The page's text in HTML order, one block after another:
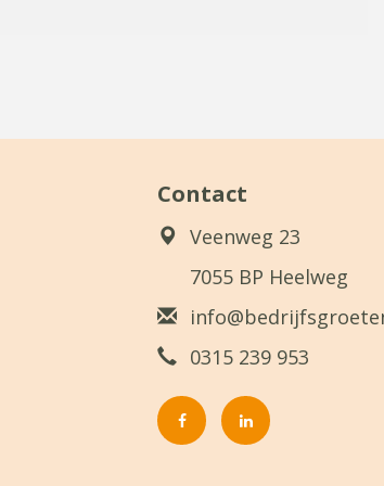
Contact
Veenweg 23
7055 BP Heelweg
0315 239 953